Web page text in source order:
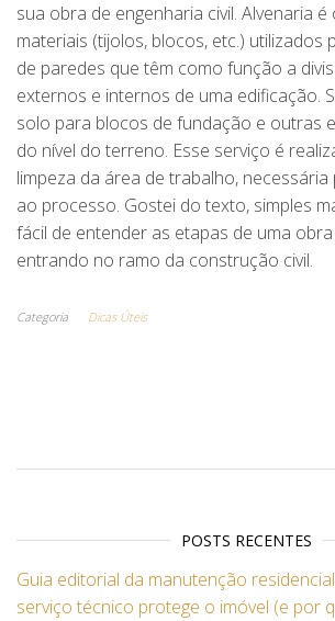
sua obra de engenharia civil. Alvenaria
materiais (tijolos, blocos, etc.) utilizados
de paredes que têm como função a
externos e internos de uma edificação.
solo para blocos de fundação e outras
do nível do terreno. Esse serviço é
limpeza da área de trabalho,
ao processo. Gostei do texto, simples
fácil de entender as etapas de uma
entrando no ramo da construção civil.
Categoria Dicas Úteis
POSTS RECENTES
Guia editorial da manutenção
serviço técnico protege o imóvel (e por